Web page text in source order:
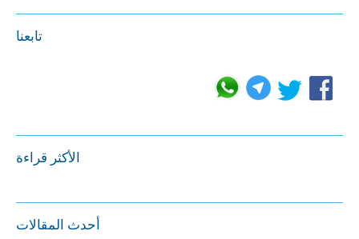
تابعنا
الأكثر قراءة
أحدث المقالات